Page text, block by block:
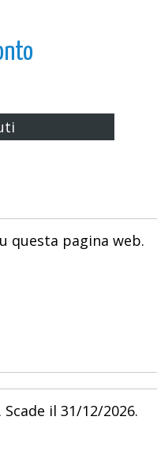
questa pagina web.
il 31/12/2026.